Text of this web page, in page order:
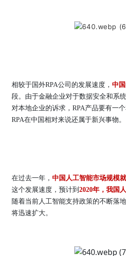
相较于国外RPA公司的发展速度， 中
段。由于金融企业对于数据安全和系
对本地企业的诉求，RPA产品要有一
RPA在中国相对来说还属于新兴事物。
在过去一年， 中国人工智能市场规模
这个发展速度，预计到 2020年，我国
随着当前人工智能支持政策的不断落
将迅速扩大。